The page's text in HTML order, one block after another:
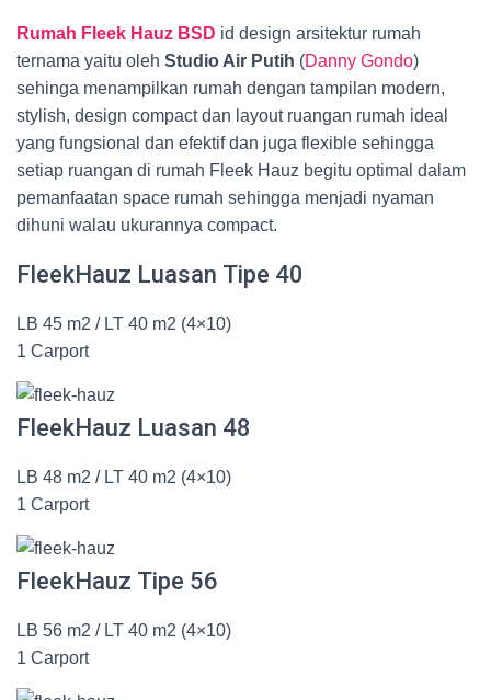
Rumah Fleek Hauz BSD id design arsitektur rumah
ternama yaitu oleh Studio Air Putih (Danny Gondo)
sehinga menampilkan rumah dengan tampilan modern,
stylish, design compact dan layout ruangan rumah ideal
yang fungsional dan efektif dan juga flexible sehingga
setiap ruangan di rumah Fleek Hauz begitu optimal dalam
pemanfaatan space rumah sehingga menjadi nyaman
dihuni walau ukurannya compact.
FleekHauz Luasan Tipe 40
LB 45 m2 / LT 40 m2 (4×10)
1 Carport
FleekHauz Luasan 48
LB 48 m2 / LT 40 m2 (4×10)
1 Carport
FleekHauz Tipe 56
LB 56 m2 / LT 40 m2 (4×10)
1 Carport